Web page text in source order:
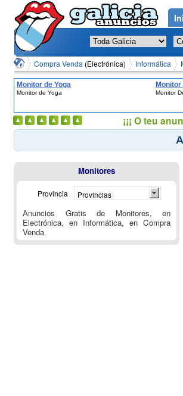
Compra Venda (Electrónica) Informática
Monitor de Yoga
Monitor de Yoga Monitor
Monitores
Provincia Provincias
Anuncios Gratis de Monitores, en
Electrónica, en Informática, en Compra
Venda
¡¡¡ O teu